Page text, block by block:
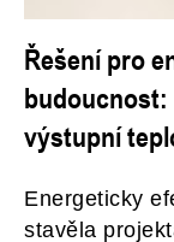
Řešení pro
výstupní
Energeticky
stavěla